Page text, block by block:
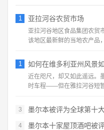
1 亚拉河谷农贸市场
亚拉河谷地区食品集团农贸
该地区最新鲜的当地农产品
1 如何在维多利亚州风景
近在咫尺，却又如此遥远
时车程——但在雅拉河谷短
3 墨尔本被评为全球第十
4 墨尔本十家屋顶酒吧被